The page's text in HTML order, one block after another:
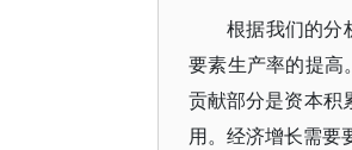
根据我们的分
要素生产率的提高
贡献部分是资本积
用。经济增长需要